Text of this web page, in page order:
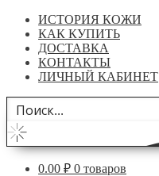
ИСТОРИЯ КОЖИ
КАК КУПИТЬ
ДОСТАВКА
КОНТАКТЫ
ЛИЧНЫЙ КАБИНЕТ
0.00 ₽ 0 товаров